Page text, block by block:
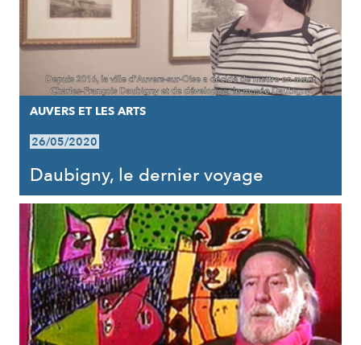
AUVERS ET LES ARTS
26/05/2020
Daubigny, le dernier voyage